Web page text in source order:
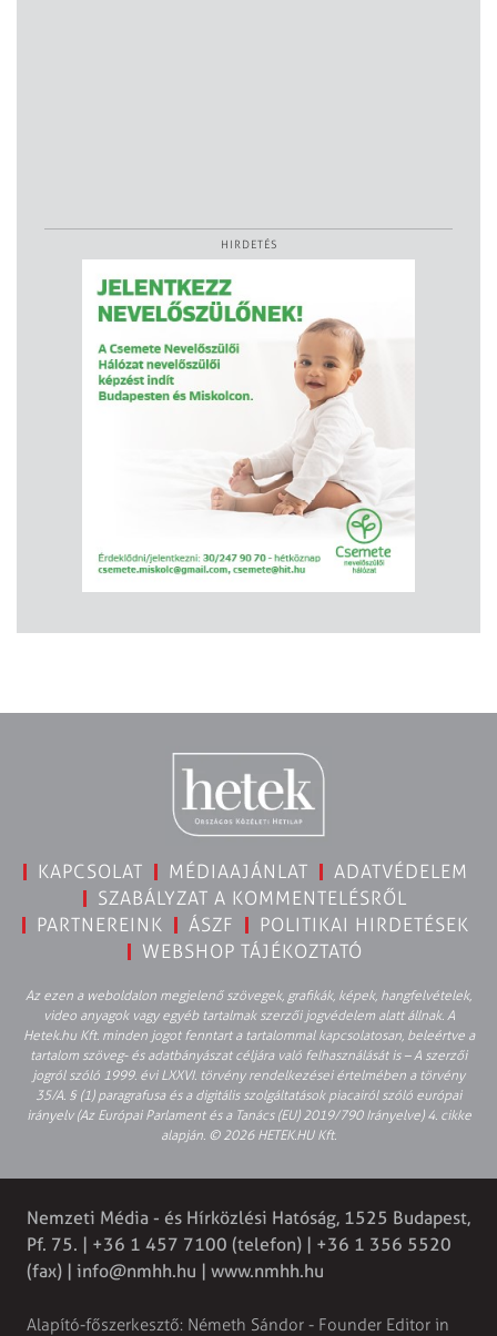
HIRDETÉS
KAPCSOLAT MÉDIAAJÁNLAT
ADATVÉDELEM
SZABÁLYZAT A KOMMENTELÉSRŐL
PARTNEREINK
ÁSZF
POLITIKAI HIRDETÉSEK
WEBSHOP TÁJÉKOZTATÓ
Az ezen a weboldalon megjelenő szövegek, grafikák, képek, hangfelvételek,
video anyagok vagy egyéb tartalmak szerzői jogvédelem alatt állnak. A
Hetek.hu Kft. minden jogot fenntart a tartalommal kapcsolatosan, beleértve a
tartalom szöveg- és adatbányászat céljára való felhasználását is – A szerzői
jogról szóló 1999. évi LXXVI. törvény rendelkezései értelmében a törvény
35/A. § (1) paragrafusa és a digitális szolgáltatások piacairól szóló európai
irányelv (Az Európai Parlament és a Tanács (EU) 2019/790 Irányelve) 4. cikke
alapján. © 2026 HETEK.HU Kft.
Nemzeti Média - és Hírközlési Hatóság, 1525 Budapest,
Pf. 75. | +36 1 457 7100 (telefon) | +36 1 356 5520
(fax) | info@nmhh.hu | www.nmhh.hu
Alapító-főszerkesztő: Németh Sándor - Founder Editor in